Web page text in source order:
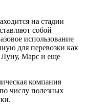
на стадии
собой
использование
для перевозки как
Луну, Марс и еще
компания
по числу полезных